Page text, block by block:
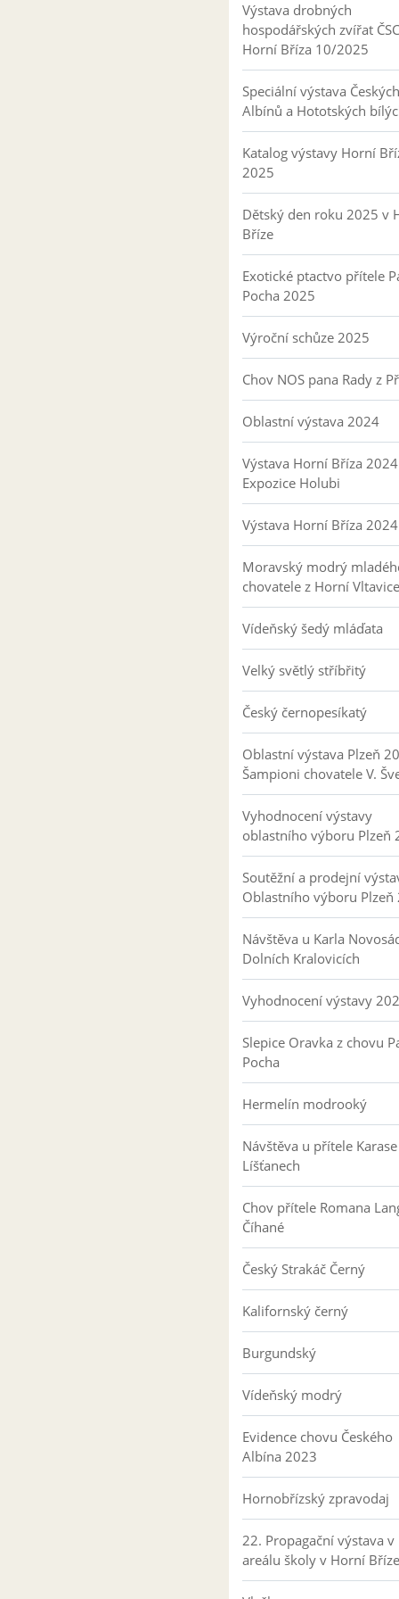
Výstava drobných
hospodářských zvířat
Horní Bříza 10/2025
Speciální výstava Českých
Albínů a Hototských
Katalog výstavy Horní
2025
Dětský den roku 2025 v
Bříze
Exotické ptactvo přítele
Pocha 2025
Výroční schůze 2025
Chov NOS pana Rady z
Oblastní výstava 2024
Výstava Horní Bříza 2024
Expozice Holubi
Výstava Horní Bříza 2024
Moravský modrý
chovatele z Horní Vltavice
Vídeňský šedý mláďata
Velký světlý stříbřitý
Český černopesíkatý
Oblastní výstava Plzeň
Šampioni chovatele V.
Vyhodnocení výstavy
oblastního výboru Plzeň
Soutěžní a prodejní
Oblastního výboru Plzeň
Návštěva u Karla
Dolních Kralovicích
Vyhodnocení výstavy
Slepice Oravka z chovu
Pocha
Hermelín modrooký
Návštěva u přítele
Líšťanech
Chov přítele Romana
Číhané
Český Strakáč Černý
Kalifornský černý
Burgundský
Vídeňský modrý
Evidence chovu Českého
Albína 2023
Hornobřízský zpravodaj
22. Propagační výstava v
areálu školy v Horní Bříze